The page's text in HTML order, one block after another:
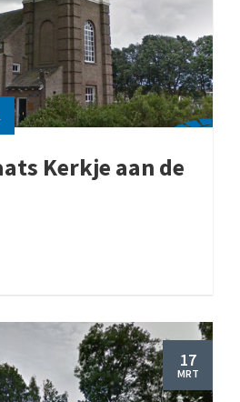
Kerkje aan de
17
MRT